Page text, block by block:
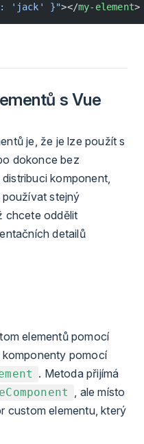
'jack' }"></my-element>
s Vue
je, že je lze použít s
dokonce bez
komponent,
stejný
chcete oddělit
detailů
elementů pomocí
pomocí
. Metoda přijímá
, ale místo
custom elementu, který